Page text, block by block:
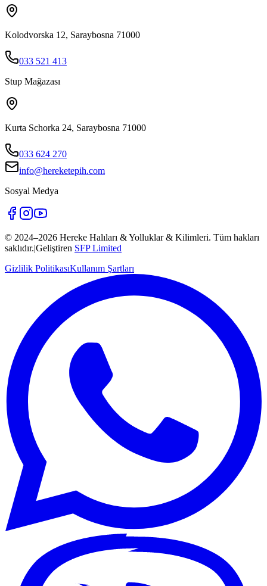
Kolodvorska 12, Saraybosna 71000
033 521 413
Stup Mağazası
Kurta Schorka 24, Saraybosna 71000
033 624 270
info@hereketepih.com
Sosyal Medya
© 2024–2026 Hereke Halıları & Yolluklar & Kilimleri. Tüm hakları
saklıdır.|Geliştiren SFP Limited
Gizlilik PolitikasıKullanım Şartları